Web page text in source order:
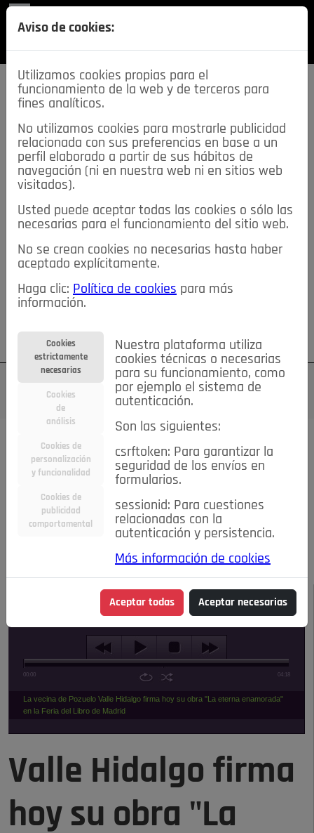
SECCIONES
descarga esta
REVISTA
≡NOTICIAS
NOTICIAS SERVICIOS DE INTERÉS
TABLÓN DE ANUNCIOS MIS ANUNCIOS CONTACTO
NOSOTROS
Su cuenta Regístrese ¿Olvidó su contraseña?
Todas las noticias..
#TePrestoMisOjos Caridad
Ciencia&Tecnología
Economía
Entretenimiento
Estilo de Vida
Internacional
Madrid Opinión IN
Pozuelo de Alarcón
Salud 🔴 En Directo
NOTICIAS
Escucha el audio de esta noticia:
00:00 04:18
La vecina de Pozuelo Valle Hidalgo firma hoy su obra "La eterna enamorada"
en la Feria del Libro de Madrid
Valle Hidalgo firma
hoy su obra "La
Aviso de cookies:
Utilizamos cookies propias para el
funcionamiento de la web y de terceros para
fines analíticos.
No utilizamos cookies para mostrarle publicidad
relacionada con sus preferencias en base a un
perfil elaborado a partir de sus hábitos de
navegación (ni en nuestra web ni en sitios web
visitados).
Usted puede aceptar todas las cookies o sólo las
necesarias para el funcionamiento del sitio web.
No se crean cookies no necesarias hasta haber
aceptado explícitamente.
Haga clic: Política de cookies para más
información.
Cookies
estrictamente
necesarias
Cookies
de
análisis
Cookies de
personalización
y funcionalidad
Cookies de
publicidad
comportamental
Nuestra plataforma utiliza
cookies técnicas o necesarias
para su funcionamiento, como
por ejemplo el sistema de
autenticación.
Son las siguientes:
csrftoken: Para garantizar la
seguridad de los envíos en
formularios.
sessionid: Para cuestiones
relacionadas con la
autenticación y persistencia.
Más información de cookies
Aceptar todas Aceptar necesarias